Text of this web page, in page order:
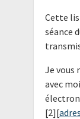
Cette
séance
Je vous
avec
[2][